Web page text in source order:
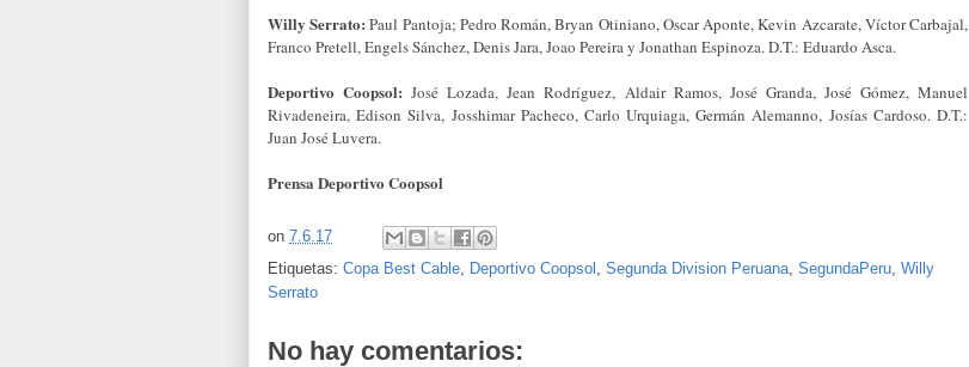
Willy Serrato: Paul Pantoja; Pedro Román, Bryan Otiniano, Oscar Aponte, Kevin Azcarate, Víctor Carbajal,
Franco Pretell, Engels Sánchez, Denis Jara, Joao Pereira y Jonathan Espinoza. D.T.: Eduardo Asca.
Deportivo Coopsol:José Lozada, Jean Rodríguez, Aldair Ramos, José Granda, José Gómez, Manuel
Rivadeneira, Edison Silva, Josshimar Pacheco, Carlo Urquiaga, Germán Alemanno, Josías Cardoso. D.T.:
Juan José Luvera.
Prensa Deportivo Coopsol
on 7.6.17
Etiquetas: Copa Best Cable Deportivo Coopsol Segunda Division Peruana SegundaPeru Willy
Serrato
No hay comentarios: